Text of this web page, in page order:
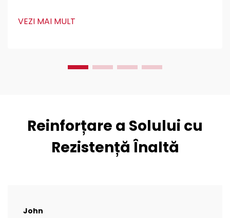
lucrări de construcții. Inginerii civili le adoră
VEZI MAI MULT
Reinforțare a Solului cu
Rezistență Înaltă
John